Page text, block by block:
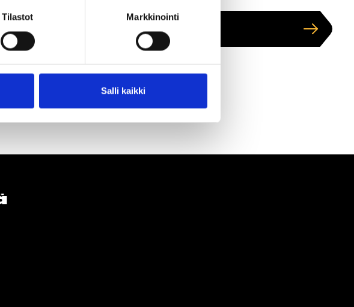
Tilastot Markkinointi
Salli kaikki
Näytä kartalla